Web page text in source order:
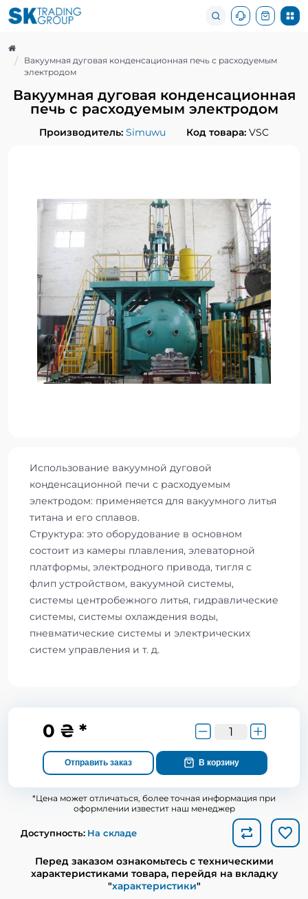
Вакуумная дуговая конденсационная печь с расходуемым
электродом
Вакуумная дуговая конденсационная
печь с расходуемым электродом
Производитель: Simuwu Код товара: VSC
Использование вакуумной дуговой
конденсационной печи с расходуемым
электродом: применяется для вакуумного литья
титана и его сплавов.
Структура: это оборудование в основном
состоит из камеры плавления, элеваторной
платформы, электродного привода, тигля с
флип устройством, вакуумной системы,
системы центробежного литья, гидравлические
системы, системы охлаждения воды,
пневматические системы и электрических
систем управления и т. д.
0 ₴ *
Отправить заказ В корзину
*Цена может отличаться, более точная информация при
оформлении известит наш менеджер
Доступность: На складе
Перед заказом ознакомьтесь с техническими
характеристиками товара, перейдя на вкладку
"характеристики"